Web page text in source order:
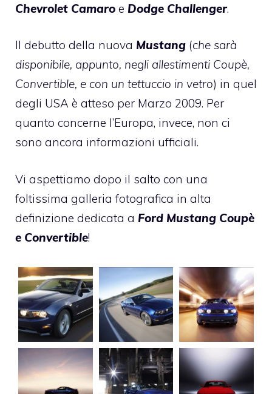
Chevrolet Camaro e Dodge Challenger.
Il debutto della nuova Mustang (che sarà
disponibile, appunto, negli allestimenti Coupè,
Convertible, e con un tettuccio in vetro) in quel
degli USA è atteso per Marzo 2009. Per
quanto concerne l’Europa, invece, non ci
sono ancora informazioni ufficiali.
Vi aspettiamo dopo il salto con una
foltissima galleria fotografica in alta
definizione dedicata a Ford Mustang Coupè
e Convertible!